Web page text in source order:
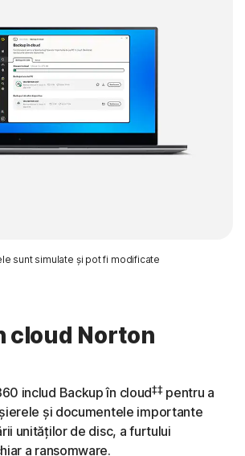
sunt simulate și pot fi modificate
cloud Norton
includ Backup în cloud‡‡pentru a
și documentele importante
unităților de disc, a furtului
a ransomware.